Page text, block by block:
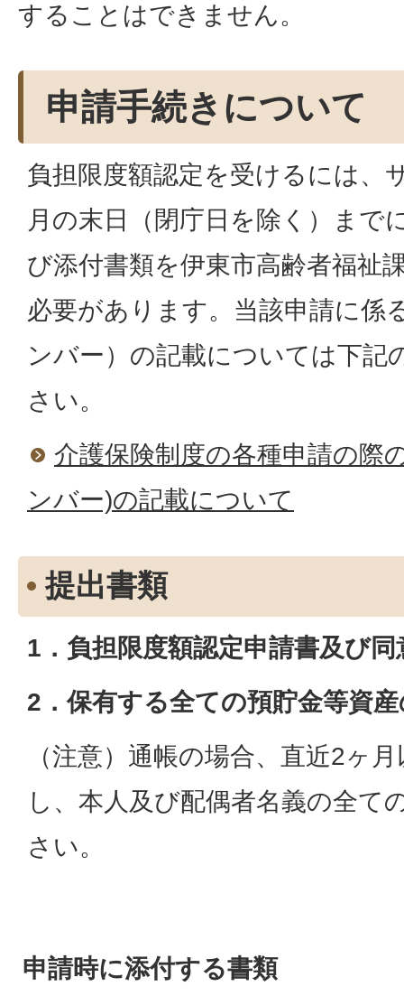
することはできません。
申請手続きについて
負担限度額認定を受けるには、
月の末日（閉庁日を除く）まで
び添付書類を伊東市高齢者福祉
必要があります。当該申請に係
ンバー）の記載については下記
さい。
介護保険制度の各種申請の際
ンバー)の記載について
提出書類
1．負担限度額認定申請書及び同
2．保有する全ての預貯金等資
（注意）通帳の場合、直近2ヶ
し、本人及び配偶者名義の全て
さい。
申請時に添付する書類